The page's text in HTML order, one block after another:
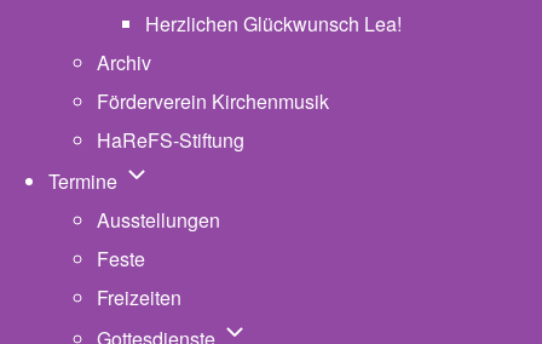
Herzlichen Glückwunsch Lea!
Archiv
Förderverein Kirchenmusik
HaReFS-Stiftung
Termine Unternavigation von Termine
Ausstellungen
Feste
Freizeiten
Unternavigation von Gottesdienste